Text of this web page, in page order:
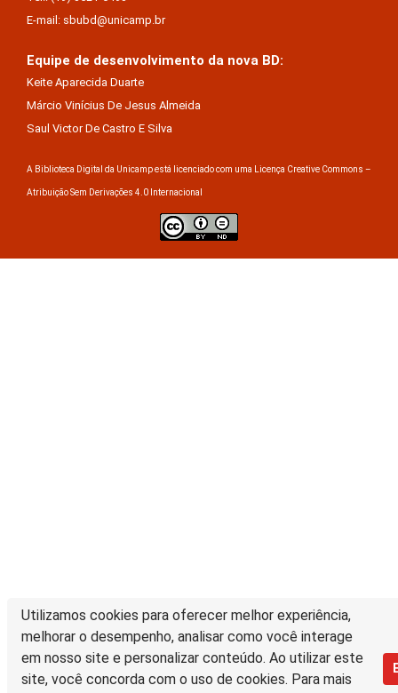
Utilizamos cookies para oferecer melhor experiência,
melhorar o desempenho, analisar como você interage
em nosso site e personalizar conteúdo. Ao utilizar este
site, você concorda com o uso de cookies. Para mais
E-mail: sbubd@unicamp.br
Equipe de desenvolvimento da nova BD:
Keite Aparecida Duarte
Márcio Vinícius De Jesus Almeida
Saul Victor De Castro E Silva
A Biblioteca Digital da Unicamp está licenciado com uma Licença Creative Commons –
Atribuição Sem Derivações 4.0 Internacional